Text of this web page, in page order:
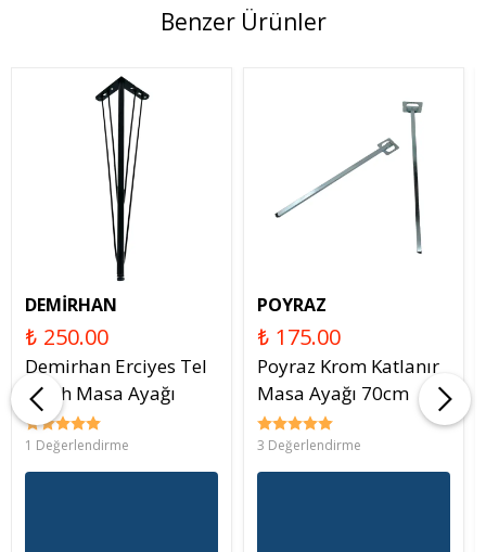
Benzer Ürünler
DEMİRHAN
₺ 250.00
Demirhan Erciyes Tel
Siyah Masa Ayağı
1 Değerlendirme
POYRAZ
₺ 175.00
Poyraz Krom Katlanır
Masa Ayağı 70cm
3 Değerlendirme